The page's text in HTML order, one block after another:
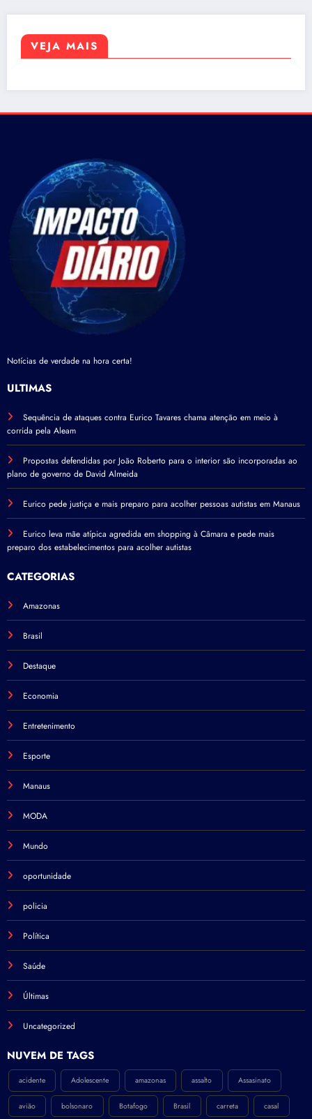
VEJA MAIS
Notícias de verdade na hora certa!
ÚLTIMAS
Sequência de ataques contra Eurico Tavares chama atenção em meio à
corrida pela Aleam
Propostas defendidas por João Roberto para o interior são incorporadas ao
plano de governo de David Almeida
Eurico pede justiça e mais preparo para acolher pessoas autistas em Manaus
Eurico leva mãe atípica agredida em shopping à Câmara e pede mais
preparo dos estabelecimentos para acolher autistas
CATEGORIAS
Amazonas
Brasil
Destaque
Economia
Entretenimento
Esporte
Manaus
MODA
Mundo
oportunidade
policia
Política
Saúde
Últimas
Uncategorized
NÚVEM DE TAGS
acidente Adolescente amazonas assalto Assasinato
avião bolsonaro Botafogo Brasil carreta casal